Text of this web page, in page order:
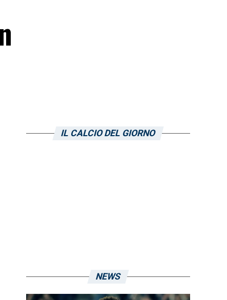
IL CALCIO DEL GIORNO
NEWS